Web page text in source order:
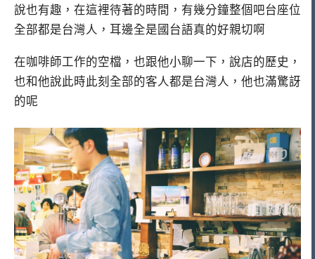
說也有趣，在這裡待著的時間，有幾分鐘整個吧台座位
全部都是台灣人，耳邊全是國台語真的好親切啊
在咖啡師工作的空檔，也跟他小聊一下，說店的歷史，
也和他說此時此刻全部的客人都是台灣人，他也滿驚訝
的呢